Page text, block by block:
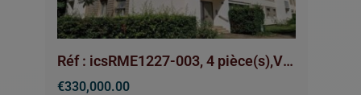
Réf : icsRME1227-003, 4 pièce(s),VILLEURBANNE
€330,000.00